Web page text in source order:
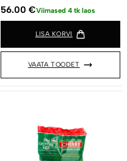
56.00 €Viimased 4 tk laos
LISA KORVI
VAATA TOODET